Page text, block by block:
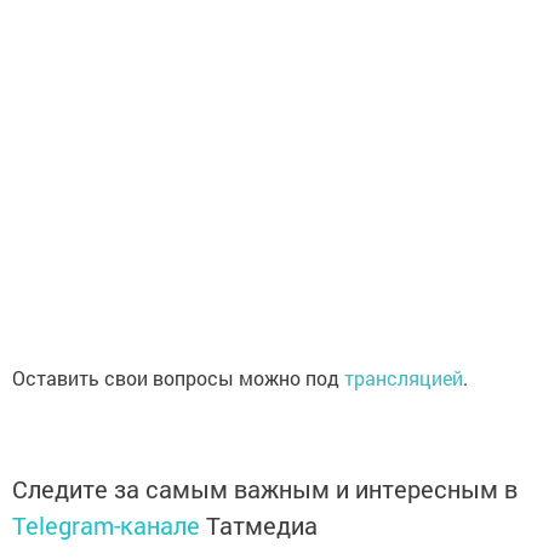
Оставить свои вопросы можно подтрансляцией.
Следите за самым важным и интересным в
Telegram-канале Татмедиа